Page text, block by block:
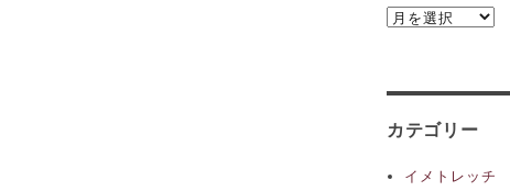
ア
カテゴリー
イメトレッチ